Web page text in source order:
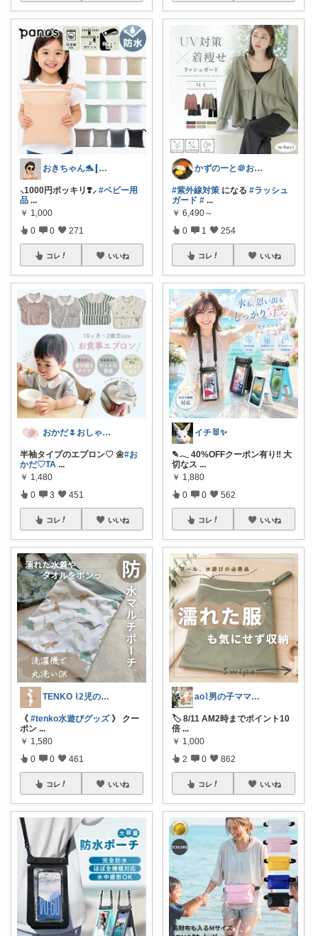
おきちゃん🐬┃感謝⸜₍ᐢ..ᐢ₎⸝
⸜1000円ポッキリ❣️⸝ #ベビー用
品 ...
￥ 1,000
0 0 271
コレ いいね
おかだ🌷おしゃれを楽しむ￤ゆっくり更新
半袖タイプのエプロン♡ 🌼#お
かだ‪♡TA ...
￥ 1,480
0 3 451
コレ いいね
TENKO ⌇2児のママ＊暮らしを便利に
《 #tenko水遊びグッズ》 クー
ポン ...
￥ 1,580
0 0 461
コレ いいね
かずのーと＠お得な春夏コーデ🌸
#紫外線対策 になる #ラッシュ
ガード # ...
￥ 6,490～
0 1 254
コレ いいね
イチ🐰✨
✎𓂃 40%OFFクーポン有り‼ 大
切なス ...
￥ 1,880
0 0 562
コレ いいね
ao⌇男の子ママの暮らし
🏷️ 8/11 AM2時までポイント10
倍 ...
￥ 1,000
2 0 862
コレ いいね